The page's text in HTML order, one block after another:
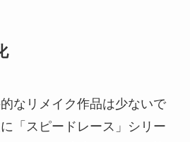
なリメイク作品は少ないで
「スピードレース」シリー